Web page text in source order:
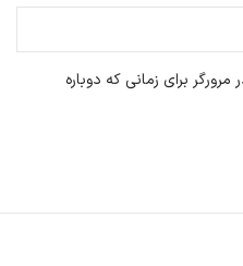
برای زمانی که دوباره